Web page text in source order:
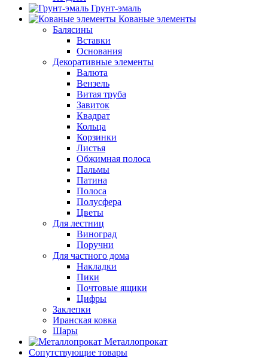
Грунт-эмаль
Кованые элементы
Балясины
Вставки
Основания
Декоративные элементы
Валюта
Вензель
Витая труба
Завиток
Квадрат
Кольца
Корзинки
Листья
Обжимная полоса
Пальмы
Патина
Полоса
Полусфера
Цветы
Для лестниц
Виноград
Поручни
Для частного дома
Накладки
Пики
Почтовые ящики
Цифры
Заклепки
Иранская ковка
Шары
Металлопрокат
Сопутствующие товары